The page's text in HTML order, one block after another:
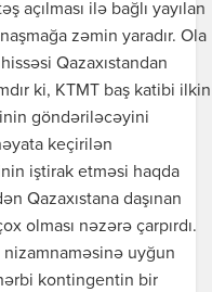
açılması ilə bağlı yayılan
zəmin yaradır. Ola
Qazaxıstandan
ki, KTMT baş katibi ilkin
göndəriləcəyini
keçirilən
iştirak etməsi haqda
Qazaxıstana daşınan
olması nəzərə çarpırdı.
nizamnaməsinə uyğun
hərbi kontingentin bir